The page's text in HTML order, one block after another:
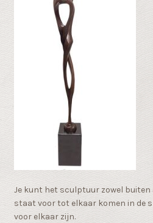
Je kunt het sculptuur zowel
staat voor tot elkaar komen in de
voor elkaar zijn.